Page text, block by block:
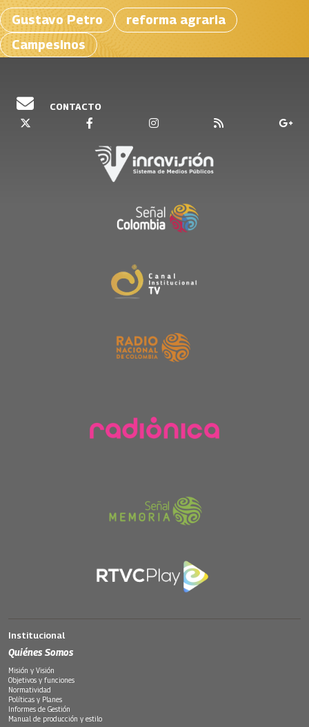
Gustavo Petro
reforma agraria
Campesinos
CONTACTO
Institucional
Quiénes Somos
Misión y Visión
Objetivos y funciones
Normatividad
Políticas y Planes
Informes de Gestión
Manual de producción y estilo